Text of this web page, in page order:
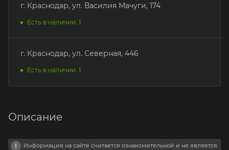
г. Краснодар, ул. Василия Мачуги, 174
Есть в наличии: 1
г. Краснодар, ул. Северная, 446
Есть в наличии: 1
Описание
Информация на сайте считается ознакомительной и не является